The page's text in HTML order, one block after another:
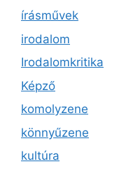
írásművek
irodalom
Irodalomkritika
Képző
komolyzene
könnyűzene
kultúra